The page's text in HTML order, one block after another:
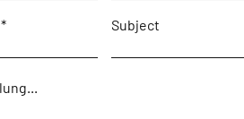
Subject